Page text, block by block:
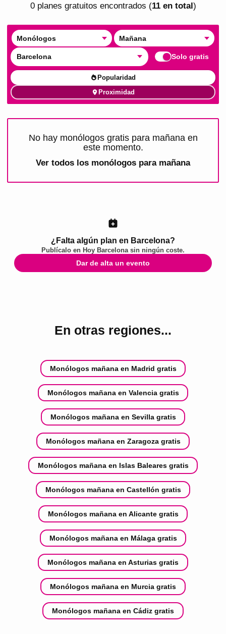
0planes gratuitos encontrados (11en total)
Monólogos Mañana
Barcelona Solo gratis
Popularidad
Proximidad
No hay monólogos gratis para mañana en
este momento.
Ver todos los monólogos para mañana
¿Falta algún plan en Barcelona?
Publícalo en Hoy Barcelonasin ningún coste.
Dar de alta un evento
En otras regiones...
Monólogos mañana en Madrid gratis
Monólogos mañana en Valencia gratis
Monólogos mañana en Sevilla gratis
Monólogos mañana en Zaragoza gratis
Monólogos mañana en Islas Baleares gratis
Monólogos mañana en Castellón gratis
Monólogos mañana en Alicante gratis
Monólogos mañana en Málaga gratis
Monólogos mañana en Asturias gratis
Monólogos mañana en Murcia gratis
Monólogos mañana en Cádiz gratis